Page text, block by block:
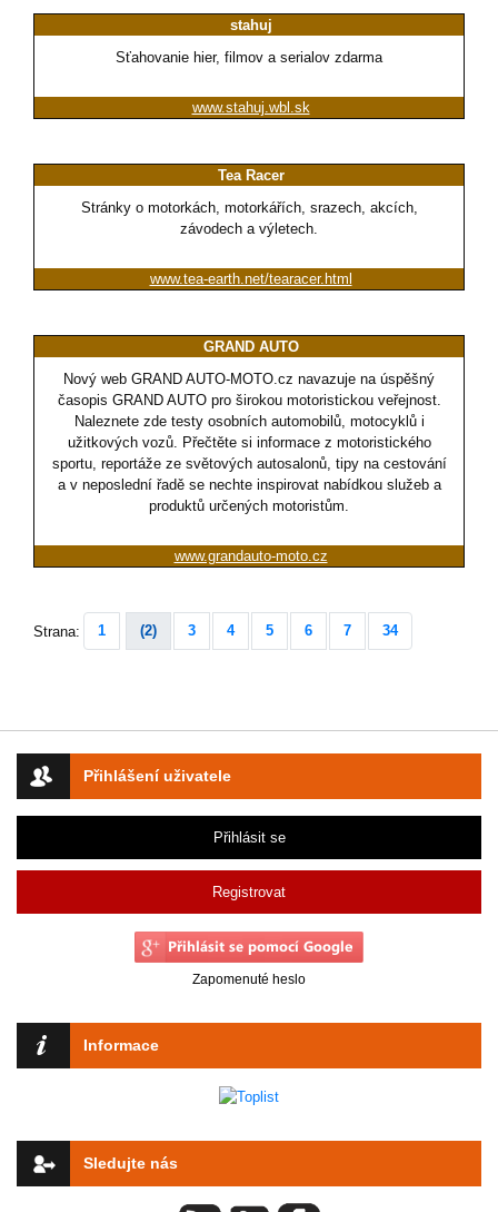
Přihlášení uživatele
Přihlásit se
Registrovat
Zapomenuté heslo
Informace
Sledujte nás
stahuj
Sťahovanie hier, filmov a serialov zdarma
www.stahuj.wbl.sk
Tea Racer
Stránky o motorkách, motorkářích, srazech, akcích,
závodech a výletech.
www.tea-earth.net/tearacer.html
GRAND AUTO
Nový web GRAND AUTO-MOTO.cz navazuje na úspěšný
časopis GRAND AUTO pro širokou motoristickou veřejnost.
Naleznete zde testy osobních automobilů, motocyklů i
užitkových vozů. Přečtěte si informace z motoristického
sportu, reportáže ze světových autosalonů, tipy na cestování
a v neposlední řadě se nechte inspirovat nabídkou služeb a
produktů určených motoristům.
www.grandauto-moto.cz
Strana: 1 (2) 3 4 5 6 7 34